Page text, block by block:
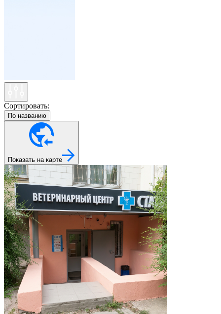
Сортировать:
По названию
Показать на карте